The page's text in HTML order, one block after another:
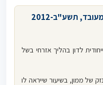
תשע"ב-2012
לדון בהליך אזרחי בשל
של ממון, בשיעור שייראה לו